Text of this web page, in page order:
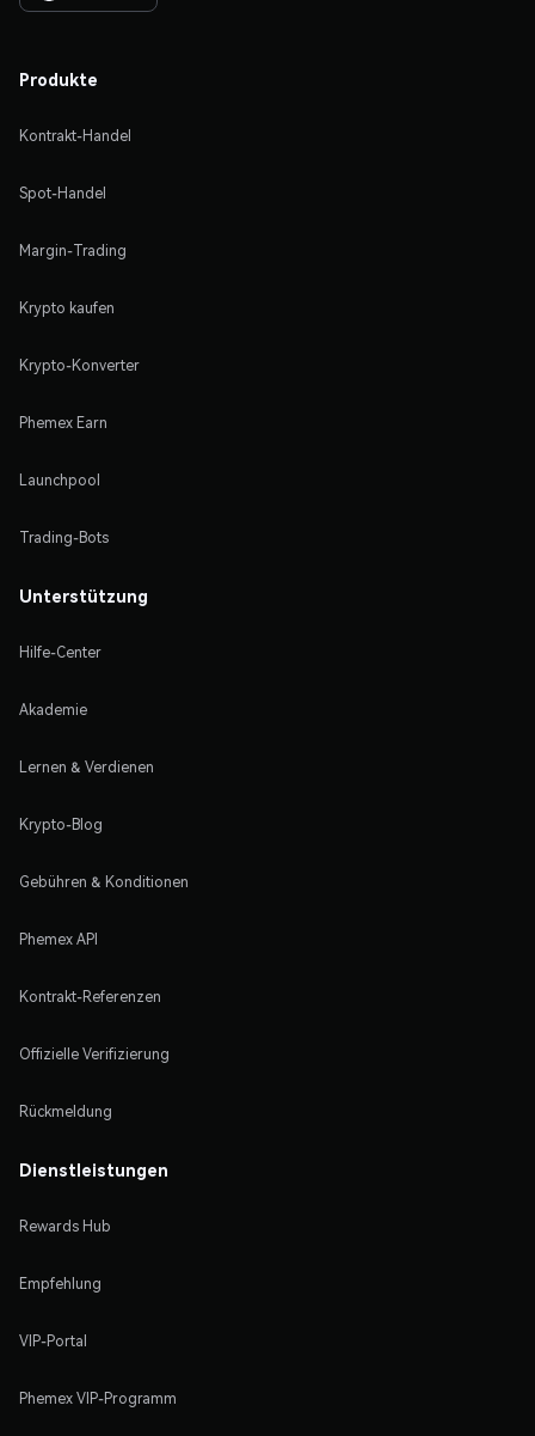
Produkte
Kontrakt-Handel
Spot-Handel
Margin-Trading
Krypto kaufen
Krypto-Konverter
Phemex Earn
Launchpool
Trading-Bots
Unterstützung
Hilfe-Center
Akademie
Lernen & Verdienen
Krypto-Blog
Gebühren & Konditionen
Phemex API
Kontrakt-Referenzen
Offizielle Verifizierung
Rückmeldung
Dienstleistungen
Rewards Hub
Empfehlung
VIP-Portal
Phemex VIP-Programm